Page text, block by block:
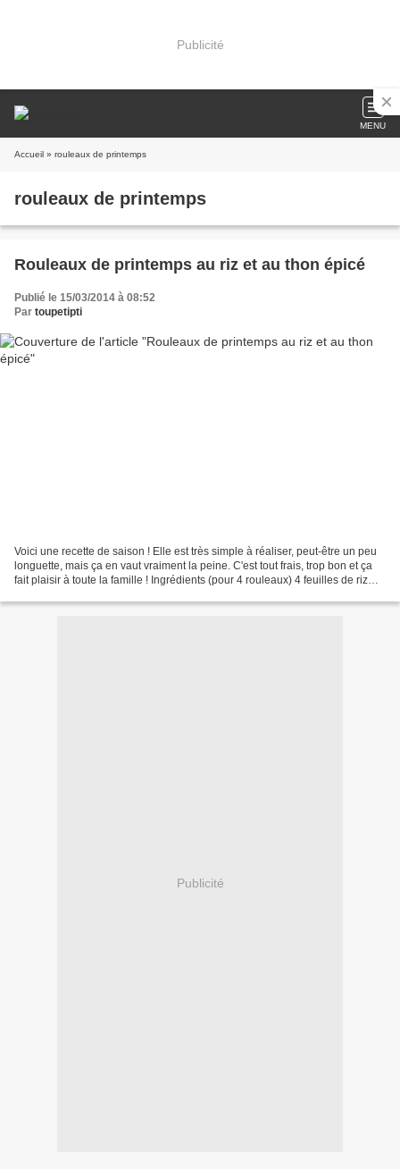
Publicité
MENU
Accueil » rouleaux de printemps
rouleaux de printemps
Rouleaux de printemps au riz et au thon épicé
Publié le 15/03/2014 à 08:52
Par toupetipti
Voici une recette de saison ! Elle est très simple à réaliser, peut-être un peu
longuette, mais ça en vaut vraiment la peine. C'est tout frais, trop bon et ça
fait plaisir à toute la famille ! Ingrédients (pour 4 rouleaux) 4 feuilles de riz
Publicité